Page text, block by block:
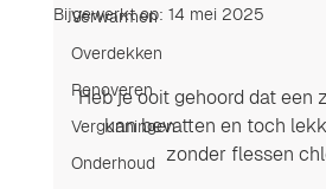
Verwarmen
Overdekken
Renoveren
Vergunningen
Onderhoud
Bijgewerkt op: 14 mei 2025
Heb je ooit gehoord dat een
kan bevatten en toch
zonder flessen